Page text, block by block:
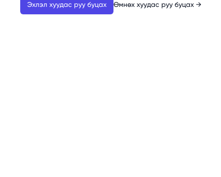
Эхлэл хуудас руу буцах Өмнөх хуудас руу буцах →